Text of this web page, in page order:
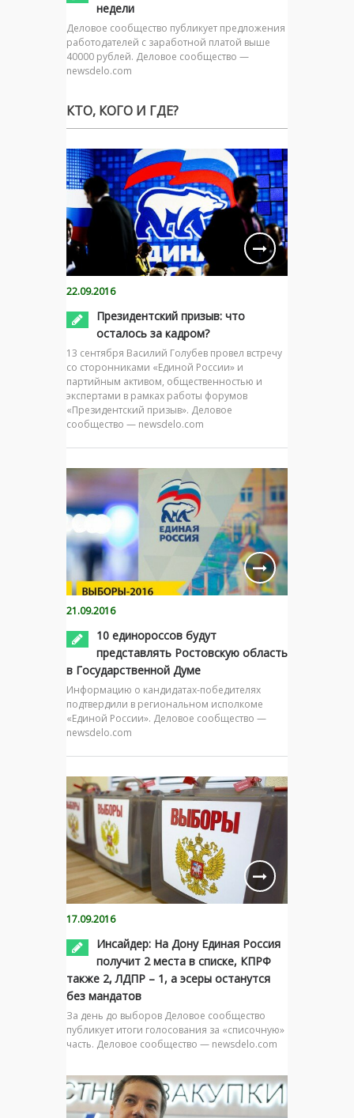
недели
Деловое сообщество публикует предложения
работодателей с заработной платой выше
40000 рублей. Деловое сообщество —
newsdelo.com
КТО, КОГО И ГДЕ?
22.09.2016
Президентский призыв: что
осталось за кадром?
13 сентября Василий Голубев провел встречу
со сторонниками «Единой России» и
партийным активом, общественностью и
экспертами в рамках работы форумов
«Президентский призыв». Деловое
сообщество — newsdelo.com
21.09.2016
10 единороссов будут
представлять Ростовскую область
в Государственной Думе
Информацию о кандидатах-победителях
подтвердили в региональном исполкоме
«Единой России». Деловое сообщество —
newsdelo.com
17.09.2016
Инсайдер: На Дону Единая Россия
получит 2 места в списке, КПРФ
также 2, ЛДПР – 1, а эсеры останутся
без мандатов
За день до выборов Деловое сообщество
публикует итоги голосования за «списочную»
часть. Деловое сообщество — newsdelo.com